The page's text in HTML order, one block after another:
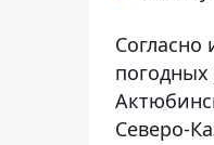
Согласно
Северо-